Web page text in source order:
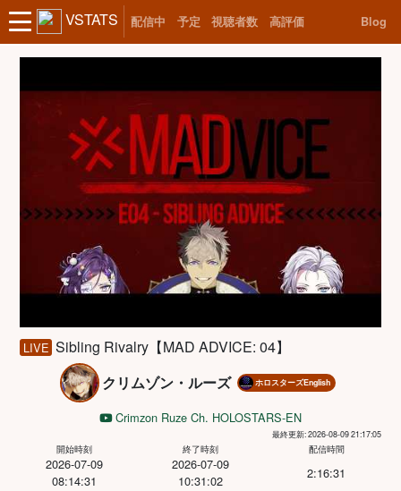
VSTATS 配信中 予定 視聴者数 高評価 Blog
LIVE Sibling Rivalry【MAD ADVICE: 04】
クリムゾン・ルーズ
ホロスターズEnglish
Crimzon Ruze Ch. HOLOSTARS-EN
最終更新: 2026-08-09 21:17:05
開始時刻
2026-07-09
08:14:31
終了時刻
2026-07-09
10:31:02
配信時間
2:16:31